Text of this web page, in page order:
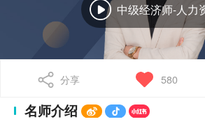
中级经济师-人力
分享 580
名师介绍